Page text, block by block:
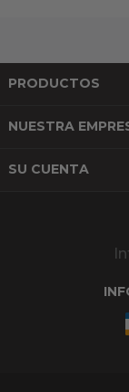
PRODUCTOS
NUESTRA
SU CUENTA